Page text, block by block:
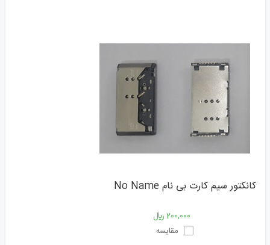
کانکتور سیم کارت بی نام No Name
200,000 ﷼
مقایسه